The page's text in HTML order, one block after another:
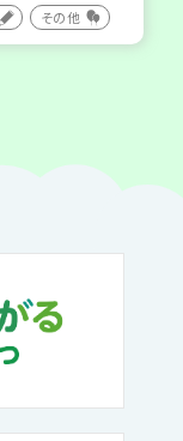
その他